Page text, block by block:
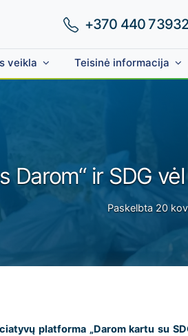
Phone number:
+370 440 73932
veikla Teisinė informacija
Darom“ ir SDG
Paskelbta 20
platforma „Darom kartu su